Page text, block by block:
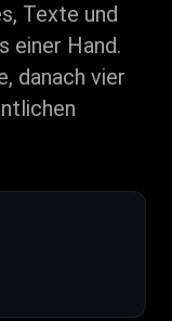
Texte und
einer Hand.
danach vier